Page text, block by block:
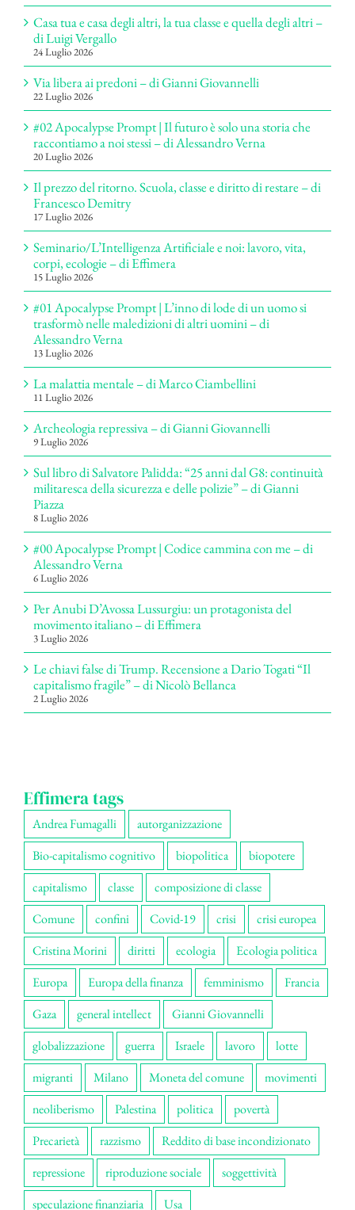
Casa tua e casa degli altri, la tua classe e quella degli altri –
di Luigi Vergallo
24 Luglio 2026
Via libera ai predoni – di Gianni Giovannelli
22 Luglio 2026
#02 Apocalypse Prompt | Il futuro è solo una storia che
raccontiamo a noi stessi – di Alessandro Verna
20 Luglio 2026
Il prezzo del ritorno. Scuola, classe e diritto di restare – di
Francesco Demitry
17 Luglio 2026
Seminario/L’Intelligenza Artificiale e noi: lavoro, vita,
corpi, ecologie – di Effimera
15 Luglio 2026
#01 Apocalypse Prompt | L’inno di lode di un uomo si
trasformò nelle maledizioni di altri uomini – di
Alessandro Verna
13 Luglio 2026
La malattia mentale – di Marco Ciambellini
11 Luglio 2026
Archeologia repressiva – di Gianni Giovannelli
9 Luglio 2026
Sul libro di Salvatore Palidda: “25 anni dal G8: continuità
militaresca della sicurezza e delle polizie” – di Gianni
Piazza
8 Luglio 2026
#00 Apocalypse Prompt | Codice cammina con me – di
Alessandro Verna
6 Luglio 2026
Per Anubi D’Avossa Lussurgiu: un protagonista del
movimento italiano – di Effimera
3 Luglio 2026
Le chiavi false di Trump. Recensione a Dario Togati “Il
capitalismo fragile” – di Nicolò Bellanca
2 Luglio 2026
Effimera tags
Andrea Fumagalli
autorganizzazione
Bio-capitalismo cognitivo
biopolitica
biopotere
capitalismo
classe
composizione di classe
Comune
confini Covid-19 crisi
crisi europea
Cristina Morini
diritti ecologia
Ecologia politica
Europa
Europa della finanza femminismo
Francia
Gaza
general intellect
Gianni Giovannelli
globalizzazione
guerra Israele lavoro
lotte
migranti
Milano Moneta del comune
movimenti
neoliberismo
Palestina politica
povertà
Precarietà
razzismo
Reddito di base incondizionato
repressione
riproduzione sociale
soggettività
speculazione finanziaria
Usa